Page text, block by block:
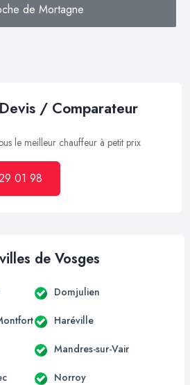
de Mortagne
/ Comparateur
le meilleur chauffeur à petit prix
01 98
de Vosges
Domjulien
Haréville
Mandres-sur-Vair
Norroy